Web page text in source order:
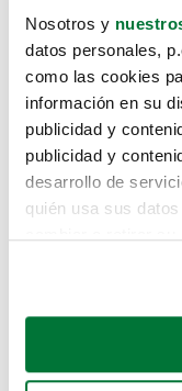
Nosotros y
datos personales,
como las cookies
información en su
publicidad y
publicidad y
desarrollo de
quién usa sus
Si lo permite,
Recopilar
Lo
te hemos
Pero puedes
buscando en
Coches de
Coches de km0